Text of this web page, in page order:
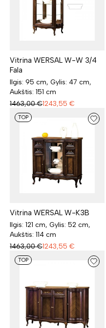
Vitrina WERSAL W-W 3/4
Fala
Ilgis: 95 cm, Gylis: 47 cm,
Aukštis: 151 cm
1463,00 €1243,55 €
TOP
Vitrina WERSAL W-K3B
Ilgis: 121 cm, Gylis: 52 cm,
Aukštis: 114 cm
1463,00 €1243,55 €
TOP